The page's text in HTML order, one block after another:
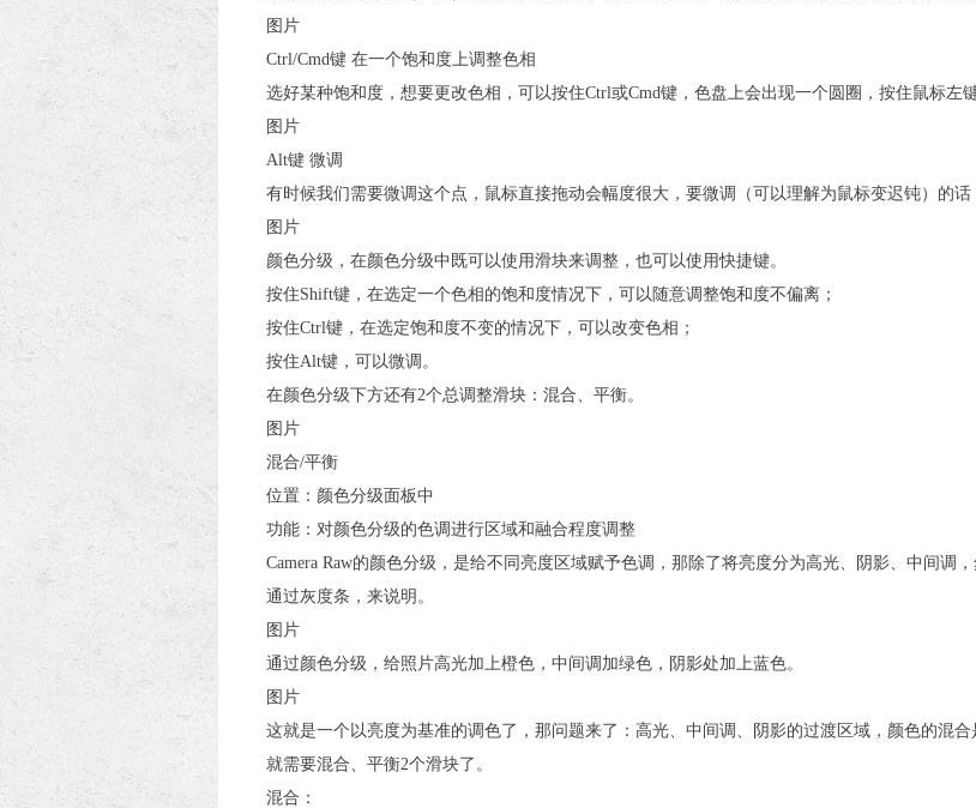
图片
Ctrl/Cmd键 在一个饱和度上调整色相
选好某种饱和度，想要更改色相，可以按住Ctrl或Cmd键，色盘上会出现一个圆圈，按住鼠标左
图片
Alt键 微调
有时候我们需要微调这个点，鼠标直接拖动会幅度很大，要微调（可以理解为鼠标变迟钝）的
图片
颜色分级，在颜色分级中既可以使用滑块来调整，也可以使用快捷键。
按住Shift键，在选定一个色相的饱和度情况下，可以随意调整饱和度不偏离；
按住Ctrl键，在选定饱和度不变的情况下，可以改变色相；
按住Alt键，可以微调。
在颜色分级下方还有2个总调整滑块：混合、平衡。
图片
混合/平衡
位置：颜色分级面板中
功能：对颜色分级的色调进行区域和融合程度调整
Camera Raw的颜色分级，是给不同亮度区域赋予色调，那除了将亮度分为高光、阴影、中间调
通过灰度条，来说明。
图片
通过颜色分级，给照片高光加上橙色，中间调加绿色，阴影处加上蓝色。
图片
这就是一个以亮度为基准的调色了，那问题来了：高光、中间调、阴影的过渡区域，颜色的混
就需要混合、平衡2个滑块了。
混合：